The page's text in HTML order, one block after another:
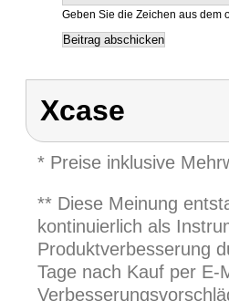
Geben Sie die Zeichen aus dem
Xcase
* Preise inklusive
** Diese Meinung
kontinuierlich als
Produktverbesserung
Tage nach Kauf per E-